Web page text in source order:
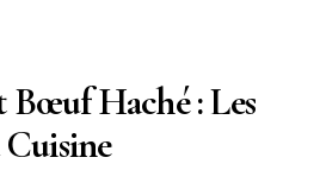
Bœuf Haché : Les
Cuisine